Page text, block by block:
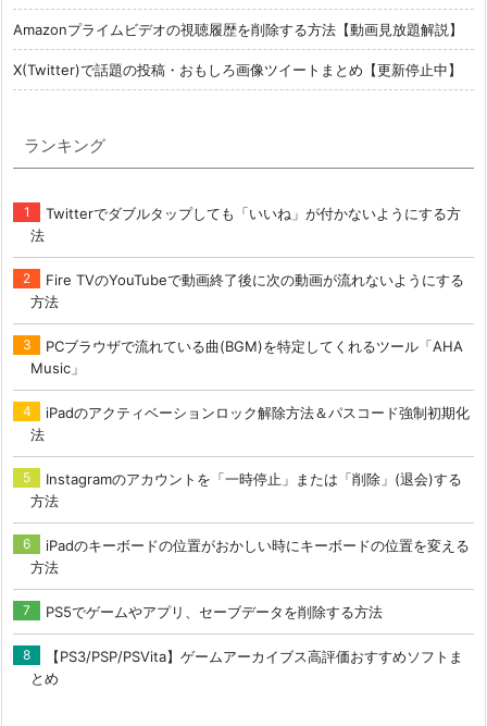
Amazonプライムビデオの視聴履歴を削除する方法【動画見放題解説】
X(Twitter)で話題の投稿・おもしろ画像ツイートまとめ【更新停止中】
ランキング
Twitterでダブルタップしても「いいね」が付かないようにする方
法
Fire TVのYouTubeで動画終了後に次の動画が流れないようにする
方法
PCブラウザで流れている曲(BGM)を特定してくれるツール「AHA
Music」
iPadのアクティベーションロック解除方法＆パスコード強制初期化
法
Instagramのアカウントを「一時停止」または「削除」(退会)する
方法
iPadのキーボードの位置がおかしい時にキーボードの位置を変える
方法
PS5でゲームやアプリ、セーブデータを削除する方法
【PS3/PSP/PSVita】ゲームアーカイブス高評価おすすめソフトま
とめ